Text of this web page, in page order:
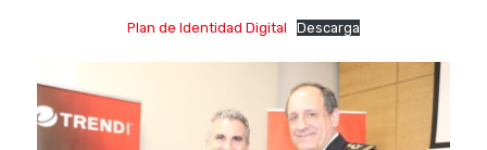
Plan de Identidad Digital Descarga